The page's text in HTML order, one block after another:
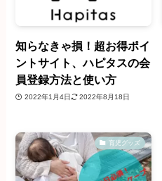
知らなきゃ損！超お得ポイ
ントサイト、ハピタスの会
員登録方法と使い方
2022年1月4日 2022年8月18日
育児グッズ